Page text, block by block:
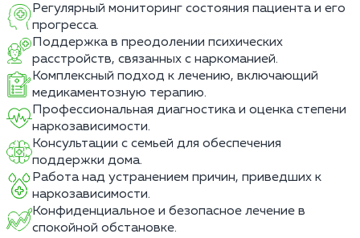
Регулярный мониторинг состояния пациента и его
прогресса.
Поддержка в преодолении психических
расстройств, связанных с наркоманией.
Комплексный подход к лечению, включающий
медикаментозную терапию.
Профессиональная диагностика и оценка степени
наркозависимости.
Консультации с семьей для обеспечения
поддержки дома.
Работа над устранением причин, приведших к
наркозависимости.
Конфиденциальное и безопасное лечение в
спокойной обстановке.